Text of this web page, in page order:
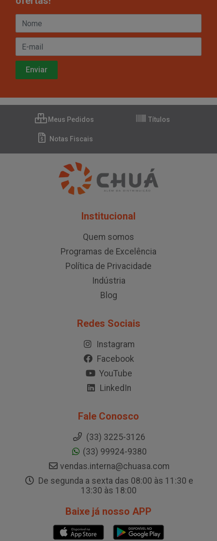
Meus Pedidos Títulos
Notas Fiscais
Institucional
Quem somos
Programas de Excelência
Política de Privacidade
Indústria
Blog
Redes Sociais
Instagram
Facebook
YouTube
LinkedIn
Fale Conosco
(33) 3225-3126
(33) 99924-9380
vendas.interna@chuasa.com
De segunda a sexta das 08:00 às 11:30 e
13:30 às 18:00
Baixe já nosso APP